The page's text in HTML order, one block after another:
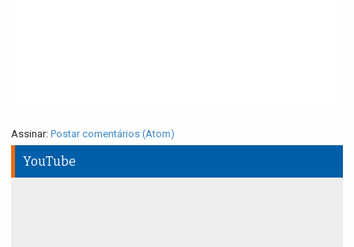
Assinar: Postar comentários (Atom)
YouTube